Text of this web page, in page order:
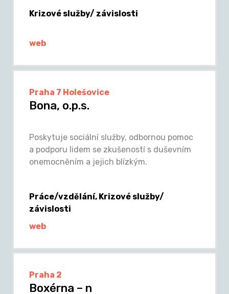
Krizové služby/ závislosti
web
Praha 7 Holešovice
Bona, o.p.s.
Poskytuje sociální služby, odbornou pomoc
a podporu lidem se zkušeností s duševním
onemocněním a jejich blízkým.
Práce/vzdělání, Krizové služby/
závislosti
web
Praha 2
Boxérna – n